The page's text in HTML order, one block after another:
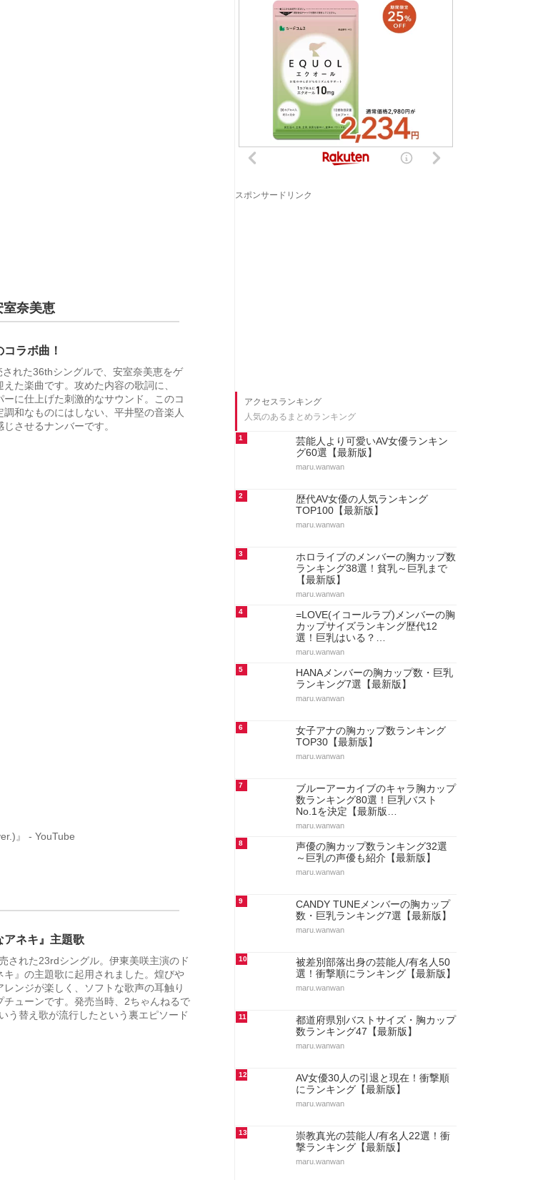
奈美恵
ラボ曲！
れた36thシングルで、安室奈美恵をゲ
た楽曲です。攻めた内容の歌詞に、
ーに仕上げた刺激的なサウンド。このコ
調和なものにはしない、平井堅の音楽人
させるナンバーです。
』 - YouTube
アネキ』主題歌
された23rdシングル。伊東美咲主演のド
キ』の主題歌に起用されました。煌びや
レンジが楽しく、ソフトな歌声の耳触り
チューンです。発売当時、2ちゃんねるで
う替え歌が流行したという裏エピソード
スポンサードリンク
アクセスランキング
人気のあるまとめランキング
1
芸能人より可愛いAV女優ランキン
グ60選【最新版】
maru.wanwan
2
歴代AV女優の人気ランキング
TOP100【最新版】
maru.wanwan
3
ホロライブのメンバーの胸カップ数
ランキング38選！貧乳～巨乳まで
【最新版】
maru.wanwan
4
=LOVE(イコールラブ)メンバーの胸
カップサイズランキング歴代12
選！巨乳はいる？…
maru.wanwan
5
HANAメンバーの胸カップ数・巨乳
ランキング7選【最新版】
maru.wanwan
6
女子アナの胸カップ数ランキング
TOP30【最新版】
maru.wanwan
7
ブルーアーカイブのキャラ胸カップ
数ランキング80選！巨乳バスト
No.1を決定【最新版…
maru.wanwan
8
声優の胸カップ数ランキング32選
～巨乳の声優も紹介【最新版】
maru.wanwan
9
CANDY TUNEメンバーの胸カップ
数・巨乳ランキング7選【最新版】
maru.wanwan
10
被差別部落出身の芸能人/有名人50
選！衝撃順にランキング【最新版】
maru.wanwan
11
都道府県別バストサイズ・胸カップ
数ランキング47【最新版】
maru.wanwan
12
AV女優30人の引退と現在！衝撃順
にランキング【最新版】
maru.wanwan
13
崇教真光の芸能人/有名人22選！衝
撃ランキング【最新版】
maru.wanwan